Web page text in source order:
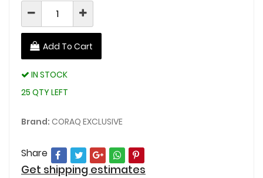
Add To Cart
IN STOCK
25 QTY LEFT
Brand: CORAQ EXCLUSIVE
Share
Get shipping estimates